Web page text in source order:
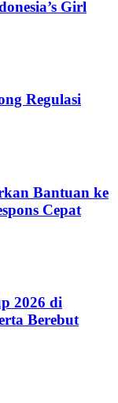
Girl
Regulasi
Bantuan ke
Cepat
2026 di
Berebut